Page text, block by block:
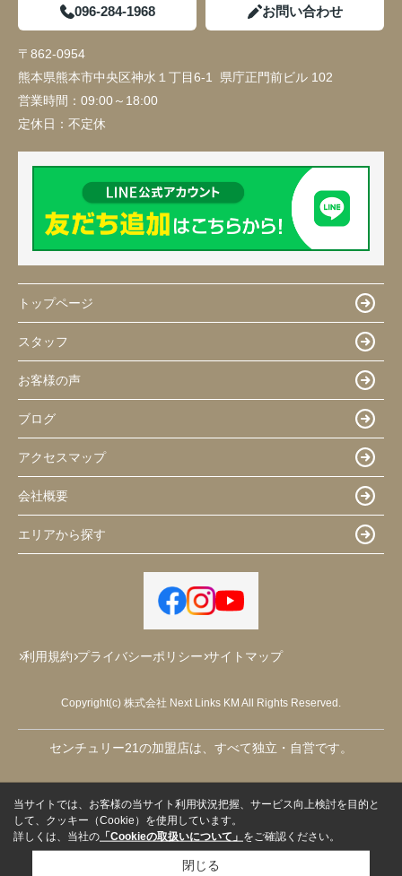
096-284-1968 お問い合わせ
〒862-0954
熊本県熊本市中央区神水１丁目6-1 県庁正門前ビル 102
営業時間： 09:00～18:00
定休日： 不定休
トップページ
スタッフ
お客様の声
ブログ
アクセスマップ
会社概要
エリアから探す
利用規約 プライバシーポリシー サイトマップ
Copyright(c) 株式会社 Next Links KM All Rights Reserved.
センチュリー21の加盟店は、すべて独立・自営です。
当サイトでは、お客様の当サイト利用状況把握、サービス向上検討を目的と
して、クッキー（Cookie）を使用しています。
詳しくは、当社の 「Cookieの取扱いについて」 をご確認ください。
閉じる